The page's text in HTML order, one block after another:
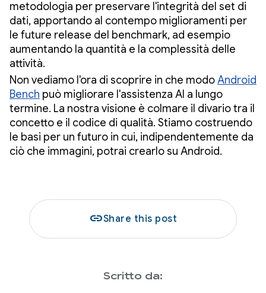
metodologia per preservare l'integrità del set di
dati, apportando al contempo miglioramenti per
le future release del benchmark, ad esempio
aumentando la quantità e la complessità delle
attività.
Non vediamo l'ora di scoprire in che modoAndroid
Bench può migliorare l'assistenza AI a lungo
termine. La nostra visione è colmare il divario tra il
concetto e il codice di qualità. Stiamo costruendo
le basi per un futuro in cui, indipendentemente da
ciò che immagini, potrai crearlo su Android.
linkShare this post
Scritto da: